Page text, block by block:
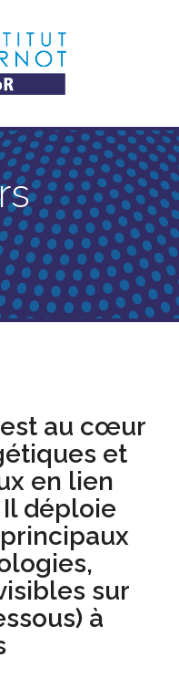
est au cœur
et
en lien
déploie
sur
à